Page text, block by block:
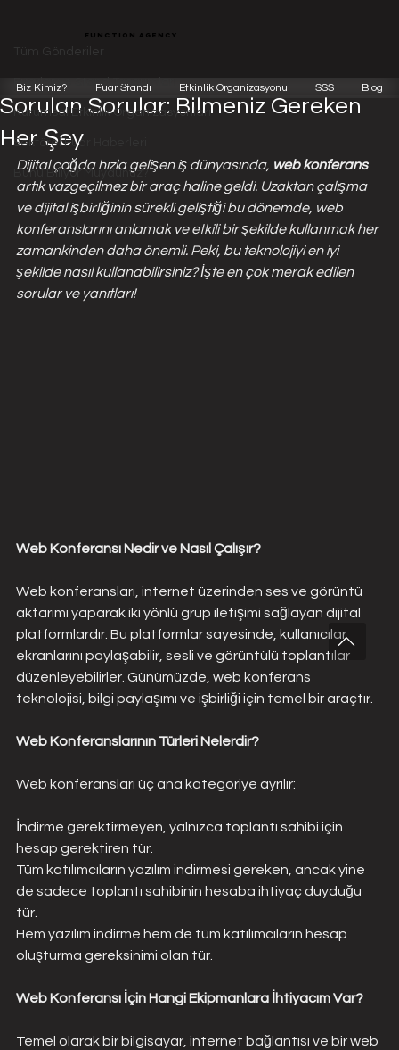
function agency
Biz Kimiz? Fuar Standı Etkinlik Organizasyonu SSS Blog
Tüm Gönderiler
Fuarlar ve Stand Tasarımları
Kurumsal Etkinlik Organizasyonları
Sektörel Fuar Haberleri
Bunu Biliyor Muydunuz?
Web Konferans Hakkında Sıkça
Sorulan Sorular: Bilmeniz Gereken
Her Şey
Dijital çağda hızla gelişen iş dünyasında, web konferans
artık vazgeçilmez bir araç haline geldi. Uzaktan çalışma
ve dijital işbirliğinin sürekli geliştiği bu dönemde, web
konferanslarını anlamak ve etkili bir şekilde kullanmak her
zamankinden daha önemli. Peki, bu teknolojiyi en iyi
şekilde nasıl kullanabilirsiniz? İşte en çok merak edilen
sorular ve yanıtları!
Web Konferansı Nedir ve Nasıl Çalışır?
Web konferansları, internet üzerinden ses ve görüntü
aktarımı yaparak iki yönlü grup iletişimi sağlayan dijital
platformlardır. Bu platformlar sayesinde, kullanıcılar
ekranlarını paylaşabilir, sesli ve görüntülü toplantılar
düzenleyebilirler. Günümüzde, web konferans
teknolojisi, bilgi paylaşımı ve işbirliği için temel bir araçtır.
Web Konferanslarının Türleri Nelerdir?
Web konferansları üç ana kategoriye ayrılır:
İndirme gerektirmeyen, yalnızca toplantı sahibi için
hesap gerektiren tür.
Tüm katılımcıların yazılım indirmesi gereken, ancak yine
de sadece toplantı sahibinin hesaba ihtiyaç duyduğu
tür.
Hem yazılım indirme hem de tüm katılımcıların hesap
oluşturma gereksinimi olan tür.
Web Konferansı İçin Hangi Ekipmanlara İhtiyacım Var?
Temel olarak bir bilgisayar, internet bağlantısı ve bir web